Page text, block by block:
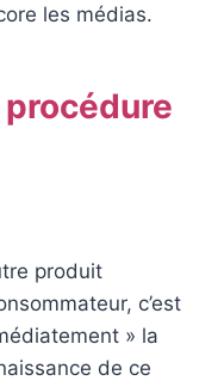
les médias.
produit
c’est
» la
de ce